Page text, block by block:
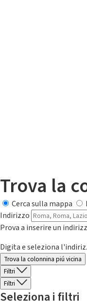
Trova la
Cerca sulla mappa
Indirizzo
Prova a inserire un
Digita e seleziona
Trova la colonnina piú vicina
Filtri
Filtri
Seleziona i filtri